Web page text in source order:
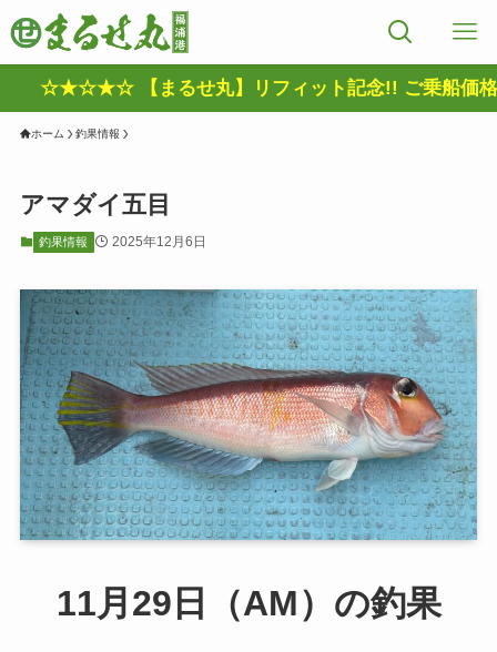
☆★☆★☆ 【まるせ丸】リフィット記念!! ご乗船価
ホーム 釣果情報
アマダイ五目
釣果情報 2025年12月6日
11月29日（AM）の釣果